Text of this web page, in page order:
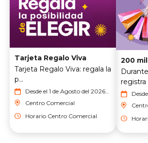
Tarjeta Regalo Viva
Tarjeta Regalo Viva: regala la
p...
Desde el 1 de Agosto del 2026
Centro Comercial
Horario Centro Comercial
registra